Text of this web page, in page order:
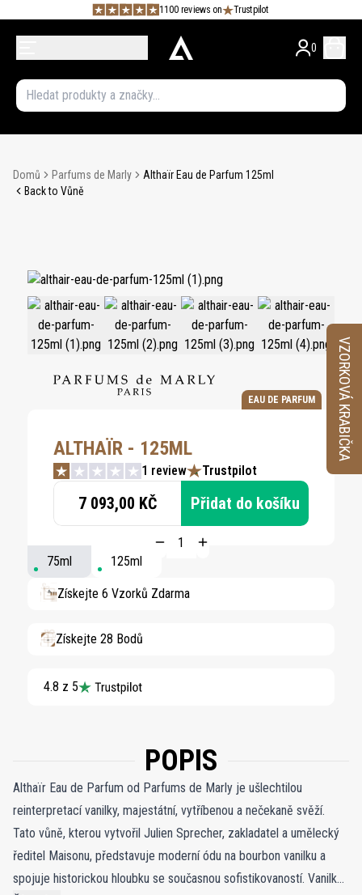
1100 reviews on Trustpilot
0
Domů Parfums de Marly
Althaïr Eau de Parfum 125ml
Back to Vůně
EAU DE PARFUM
ALTHAÏR - 125ML
1 review Trustpilot
7 093,00 KČ Přidat do košíku
75ml 125ml
Získejte 6 Vzorků Zdarma
Získejte 28 Bodů
4.8 z 5
POPIS
Althaïr Eau de Parfum od Parfums de Marly je ušlechtilou
reinterpretací vanilky, majestátní, vytříbenou a nečekaně svěží.
Tato vůně, kterou vytvořil Julien Sprecher, zakladatel a umělecký
ředitel Maisonu, představuje moderní ódu na bourbon vanilku a
spojuje historickou hloubku se současnou sofistikovaností. Vanilka,
VZORKOVÁ KRABIČKA